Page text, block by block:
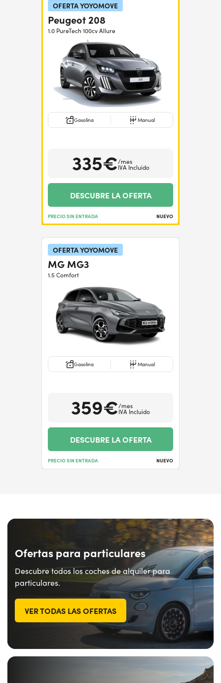
OFERTA YOYOMOVE
Peugeot 208
1.0 PureTech 100cv Allure
Gasolina Manual
335€/mes
IVA Incluido
DESCUBRE LA OFERTA
PRECIO SIN ENTRADA NUEVO
OFERTA YOYOMOVE
MG MG3
1.5 Comfort
Gasolina Manual
359€/mes
IVA Incluido
DESCUBRE LA OFERTA
PRECIO SIN ENTRADA NUEVO
Ofertas para particulares
Descubre todos los coches de alquiler para
particulares.
VER TODAS LAS OFERTAS